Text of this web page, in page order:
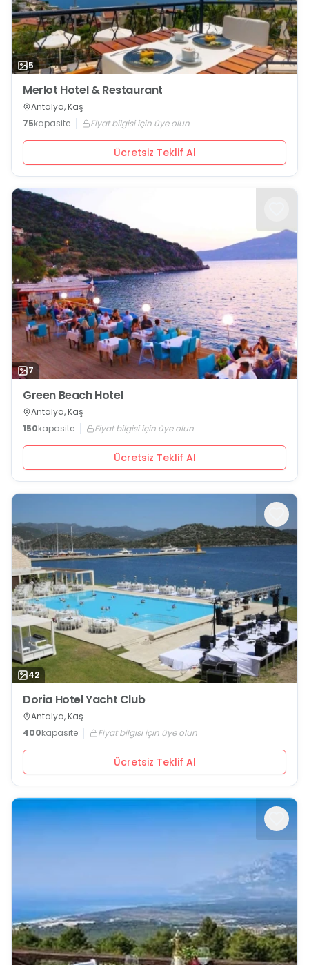
5
Merlot Hotel & Restaurant
Antalya, Kaş
75kapasite Fiyat bilgisi için üye olun
Ücretsiz Teklif Al
7
Green Beach Hotel
Antalya, Kaş
150kapasite Fiyat bilgisi için üye olun
Ücretsiz Teklif Al
42
Doria Hotel Yacht Club
Antalya, Kaş
400kapasite Fiyat bilgisi için üye olun
Ücretsiz Teklif Al